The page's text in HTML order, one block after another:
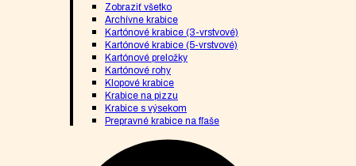
Zobraziť všetko
Archívne krabice
Kartónové krabice (3-vrstvové)
Kartónové krabice (5-vrstvové)
Kartónové preložky
Kartónové rohy
Klopové krabice
Krabice na pizzu
Krabice s výsekom
Prepravné krabice na fľaše